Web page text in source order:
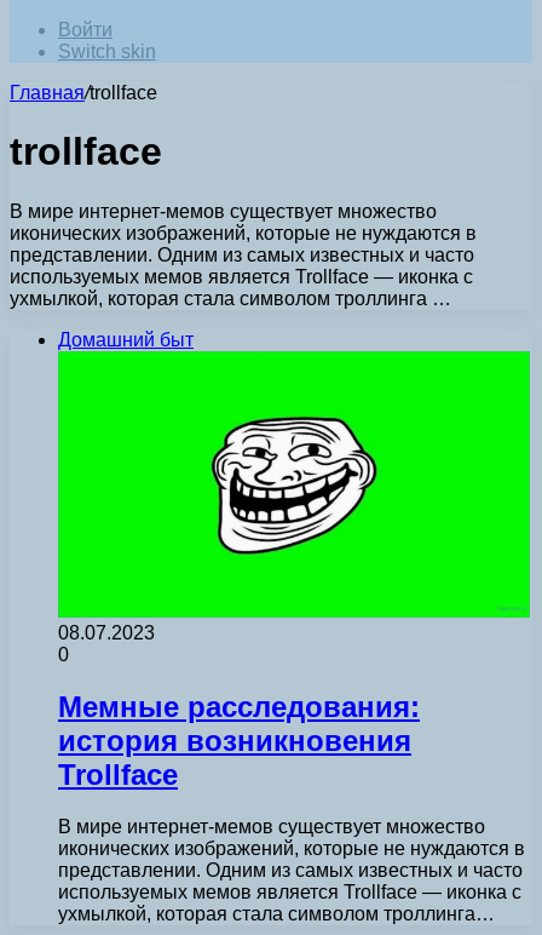
Войти
Switch skin
Главная/trollface
trollface
В мире интернет-мемов существует множество
иконических изображений, которые не нуждаются в
представлении. Одним из самых известных и часто
используемых мемов является Trollface — иконка с
ухмылкой, которая стала символом троллинга …
Домашний быт
08.07.2023
0
Мемные расследования:
история возникновения
Trollface
В мире интернет-мемов существует множество
иконических изображений, которые не нуждаются в
представлении. Одним из самых известных и часто
используемых мемов является Trollface — иконка с
ухмылкой, которая стала символом троллинга…